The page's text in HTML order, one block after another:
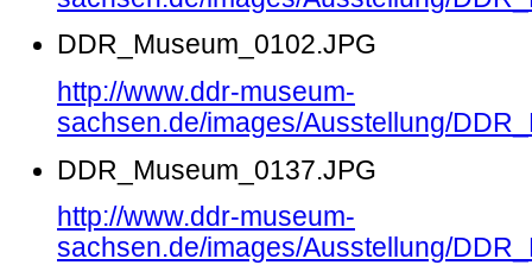
DDR_Museum_0102.JPG
http://www.ddr-museum-
sachsen.de/images/Ausstellung/
DDR_Museum_0137.JPG
http://www.ddr-museum-
sachsen.de/images/Ausstellung/